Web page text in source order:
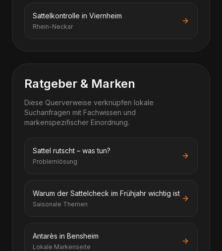
Sattelkontrolle in Viernheim
Rhein-Neckar
Ratgeber & Marken
Diese Querverweise verknüpfen lokale
Suchanfragen mit Fachwissen und
markenspezifischer Einordnung.
Sattel rutscht – was tun?
Problemlösung
Warum der Sattelcheck im Frühjahr wichtig ist
Saisonale Themen
Antarès in Bensheim
Lokale Markenseite